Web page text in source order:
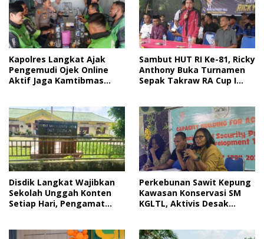
Kapolres Langkat Ajak
Pengemudi Ojek Online
Aktif Jaga Kamtibmas
Sambut HUT RI Ke-81, Ricky
Anthony Buka Turnamen
Sepak Takraw RA Cup I
Disdik Langkat Wajibkan
Sekolah Unggah Konten
Setiap Hari, Pengamat
Perkebunan Sawit Kepung
Kawasan Konservasi SM
KGLTL, Aktivis Desak